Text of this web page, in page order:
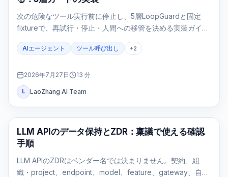
次の危険なツール実行前に停止し、5層LoopGuardと固定
fixtureで、再試行・停止・人間への移管を決める実装ガイ
AIエージェント ツール呼び出し +2
2026年7月27日 13 分
L LaoZhang AI Team
API ガイド
LLM APIのデータ保持とZDR：稟議で使える確認
手順
LLM APIのZDRはベンダー名では決まりません。契約、組
織・project、endpoint、model、feature、gateway、自社